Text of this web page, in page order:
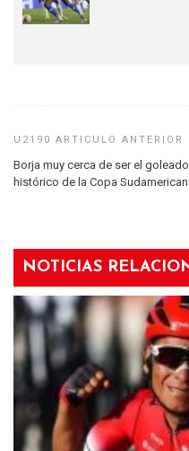
Borja muy cerca de ser el
histórico de la Copa
NOTICIAS